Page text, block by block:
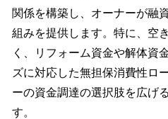
関係を構築し、オーナーが融
組みを提供します。特に、空
く、リフォーム資金や解体資
ズに対応した無担保消費性ロ
ーの資金調達の選択肢を広げ
す。